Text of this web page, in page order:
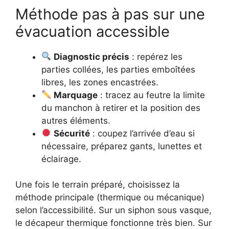
Méthode pas à pas sur une
évacuation accessible
Diagnostic précis : repérez les
parties collées, les parties emboîtées
libres, les zones encastrées.
Marquage : tracez au feutre la limite
du manchon à retirer et la position des
autres éléments.
Sécurité : coupez l’arrivée d’eau si
nécessaire, préparez gants, lunettes et
éclairage.
Une fois le terrain préparé, choisissez la
méthode principale (thermique ou mécanique)
selon l’accessibilité. Sur un siphon sous vasque,
le décapeur thermique fonctionne très bien. Sur